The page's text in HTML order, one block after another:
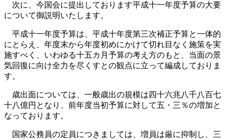
次に、今国会に提出しております平成十一年度予算の大要
について御説明いたします。
平成十一年度予算は、平成十年度第三次補正予算と一体的
にとらえ、年度末から年度初めにかけて切れ目なく施策を実
施すべく、いわゆる十五カ月予算の考え方のもと、当面の景
気回復に向け全力を尽くすとの観点に立って編成しておりま
す。
歳出面については、一般歳出の規模は四十六兆八千八百七
十八億円となり、前年度当初予算に対して五・三％の増加と
なっております。
国家公務員の定員につきましては、増員は厳に抑制し、三